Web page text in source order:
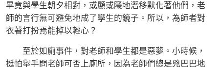
畢竟與學生朝夕相對，或顯或隱地潛移默化著他們，老
師的言行無可避免地成了學生的鏡子。所以，為師者對
衣著打扮焉能掉以輕心？
至於如廁事件，對老師和學生都是惡夢。小時候，
挺怕舉手問老師可否上廁所，因為老師們總是兇巴巴地